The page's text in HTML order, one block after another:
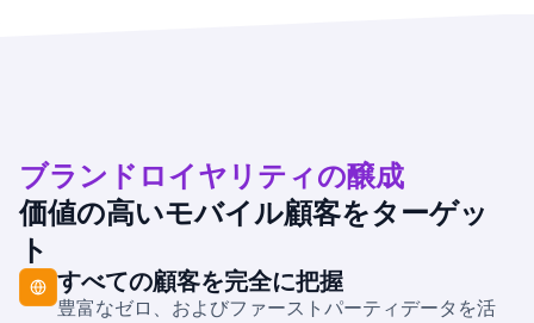
ブランドロイヤリティの醸成
価値の高いモバイル顧客をターゲッ
ト
すべての顧客を完全に把握
豊富なゼロ、およびファーストパーティデータを活